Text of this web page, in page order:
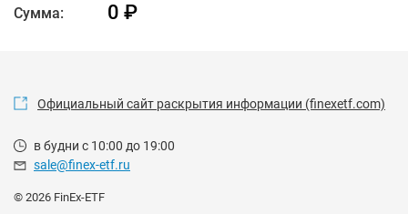
Сумма: 0 ₽
Официальный сайт раскрытия информации (finexetf.com)
в будни с 10:00 до 19:00
sale@finex-etf.ru
© 2026 FinEx-ETF